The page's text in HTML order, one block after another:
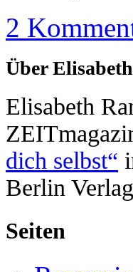
2
Über
Elisabeth
dich selbst“
Berlin
Seiten